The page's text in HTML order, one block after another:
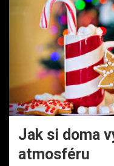
Jak si doma
atmosféru